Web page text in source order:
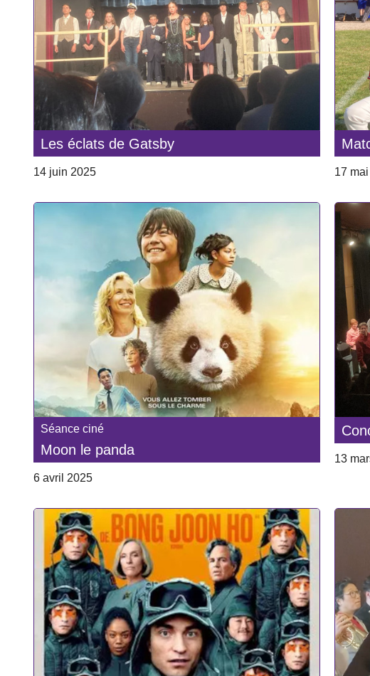
Les éclats de Gatsby
14 juin 2025 17
Séance ciné
Moon le panda
6 avril 2025
13